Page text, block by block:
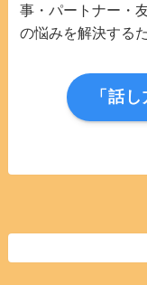
事・パートナー・
の悩みを解決する
「話